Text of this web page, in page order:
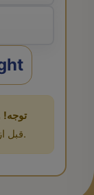
توجه!
قبل از تکمیل رزرو به این مورد دقت فرمایید.